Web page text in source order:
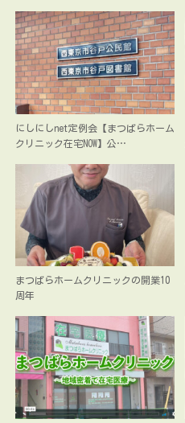
にしにしnet定例会【まつばらホーム
クリニック在宅NOW】公…
まつばらホームクリニックの開業10
周年